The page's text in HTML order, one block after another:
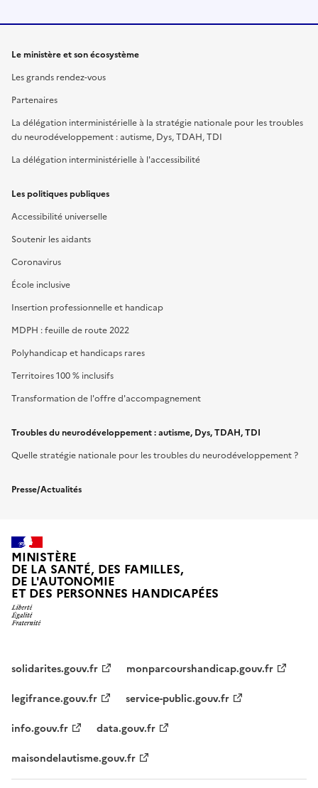
Le ministère et son écosystème
Les grands rendez-vous
Partenaires
La délégation interministérielle à la stratégie nationale pour les troubles
du neurodéveloppement : autisme, Dys, TDAH, TDI
La délégation interministérielle à l'accessibilité
Les politiques publiques
Accessibilité universelle
Soutenir les aidants
Coronavirus
École inclusive
Insertion professionnelle et handicap
MDPH : feuille de route 2022
Polyhandicap et handicaps rares
Territoires 100 % inclusifs
Transformation de l'offre d'accompagnement
Troubles du neurodéveloppement : autisme, Dys, TDAH, TDI
Quelle stratégie nationale pour les troubles du neurodéveloppement ?
Presse/Actualités
MINISTÈRE
DE LA SANTÉ, DES FAMILLES,
DE L'AUTONOMIE
ET DES PERSONNES HANDICAPÉES
solidarites.gouv.fr
monparcourshandicap.gouv.fr
legifrance.gouv.fr
service-public.gouv.fr
info.gouv.fr
data.gouv.fr
maisondelautisme.gouv.fr